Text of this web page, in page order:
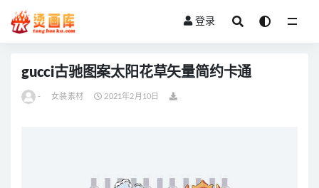
登录
gucci古驰图案太阳花草矢量简约卡通
- 女装素材 2021年2月10日